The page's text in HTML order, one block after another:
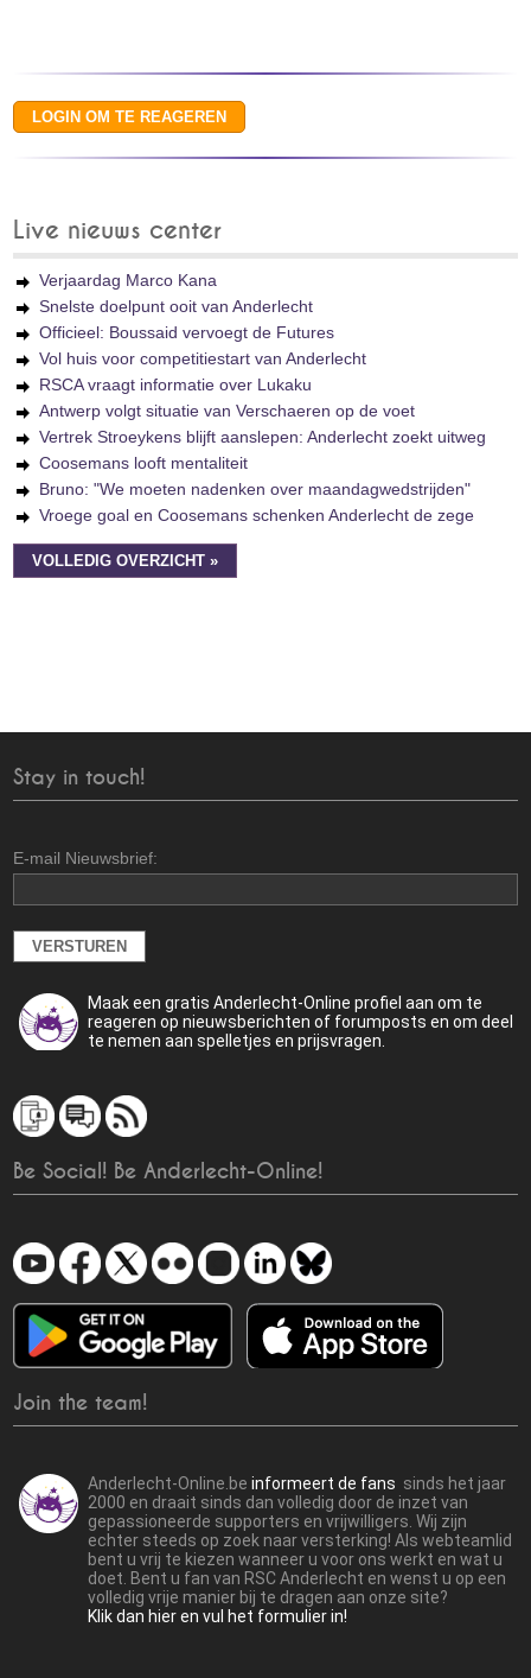
Live nieuws center
Verjaardag Marco Kana
Snelste doelpunt ooit van Anderlecht
Officieel: Boussaid vervoegt de Futures
Vol huis voor competitiestart van Anderlecht
RSCA vraagt informatie over Lukaku
Antwerp volgt situatie van Verschaeren op de voet
Vertrek Stroeykens blijft aanslepen: Anderlecht zoekt uitweg
Coosemans looft mentaliteit
Bruno: "We moeten nadenken over maandagwedstrijden"
Vroege goal en Coosemans schenken Anderlecht de zege
VOLLEDIG OVERZICHT »
Stay in touch!
E-mail Nieuwsbrief:
Maak een gratis Anderlecht-Online profiel aan om te
reageren op nieuwsberichten of forumposts en om deel
te nemen aan spelletjes en prijsvragen.
Be Social! Be Anderlecht-Online!
Join the team!
Anderlecht-Online.beinformeert de fans sinds het jaar
2000 en draait sinds dan volledig door de inzet van
gepassioneerde supporters en vrijwilligers. Wij zijn
echter steeds op zoek naar versterking! Als webteamlid
bent u vrij te kiezen wanneer u voor ons werkt en wat u
doet. Bent u fan van RSC Anderlecht en wenst u op een
volledig vrije manier bij te dragen aan onze site?
Klik dan hier en vul het formulier in!